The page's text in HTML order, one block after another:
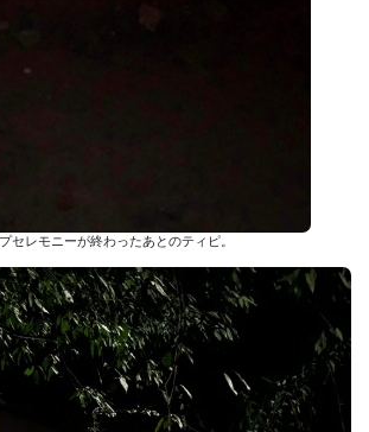
セレモニーが終わったあとのティピ。